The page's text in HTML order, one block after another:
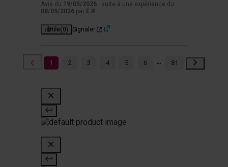
Avis du 19/05/2026 , suite à une expérience du
08/05/2026 par É.B.
Utile(0) Signaler
1 2 3 4 5 6 81